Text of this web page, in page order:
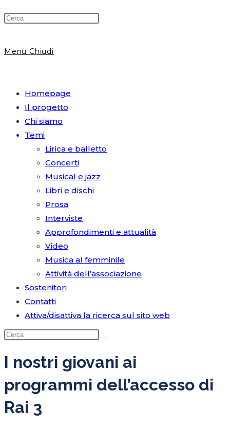
Menu Chiudi
Homepage
Il progetto
Chi siamo
Temi
Lirica e balletto
Concerti
Musical e jazz
Libri e dischi
Prosa
Interviste
Approfondimenti e attualità
Video
Musica al femminile
Attività dell’associazione
Sostenitori
Contatti
Attiva/disattiva la ricerca sul sito web
I nostri giovani ai
programmi dell’accesso di
Rai 3